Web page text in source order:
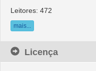
Leitores: 472
mais...
Licença